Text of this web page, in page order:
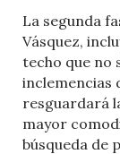
La segunda
Vásquez,
techo que no
inclemencias
resguardará
mayor
búsqueda de